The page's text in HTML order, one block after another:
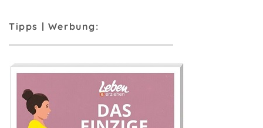
Tipps | Werbung: